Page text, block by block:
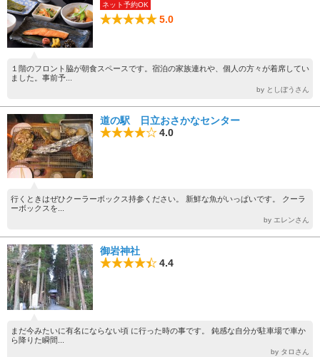
ネット予約OK
5.0
１階のフロント脇が朝食スペースです。宿泊の家族連れや、個人の方々が着席してい
ました。事前予...
by としぼうさん
道の駅 日立おさかなセンター
4.0
行くときはぜひクーラーボックス持参ください。 新鮮な魚がいっぱいです。 クーラ
ーボックスを...
by エレンさん
御岩神社
4.4
まだ今みたいに有名にならない頃 に行った時の事です。 鈍感な自分が駐車場で車か
ら降りた瞬間...
by タロさん